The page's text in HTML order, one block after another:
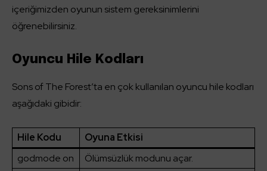
içeriğimizden oyunun sistem gereksinimlerini
öğrenebilirsiniz.
Oyuncu Hile Kodları
Sons of The Forest’ta en çok kullanılan oyuncu hile kodları
aşağıdaki gibidir:
Hile Kodu
Oyuna Etkisi
godmode on
Ölümsüzlük modunu açar.